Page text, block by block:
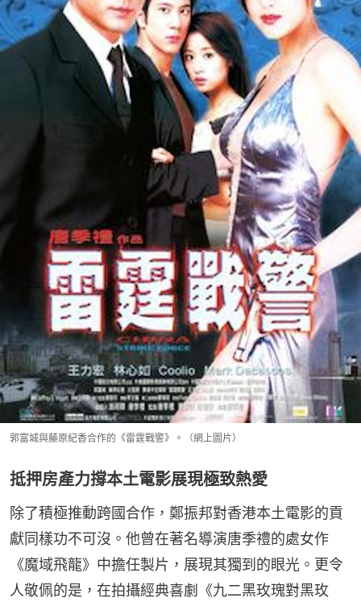
郭富城與藤原紀香合作的《雷霆戰警》。（網上圖片）
抵押房產力撐本土電影展現極致熱愛
除了積極推動跨國合作，鄭振邦對香港本土電影的貢
獻同樣功不可沒。他曾在著名導演唐季禮的處女作
《魔域飛龍》中擔任製片，展現其獨到的眼光。更令
人敬佩的是，在拍攝經典喜劇《九二黑玫瑰對黑玫